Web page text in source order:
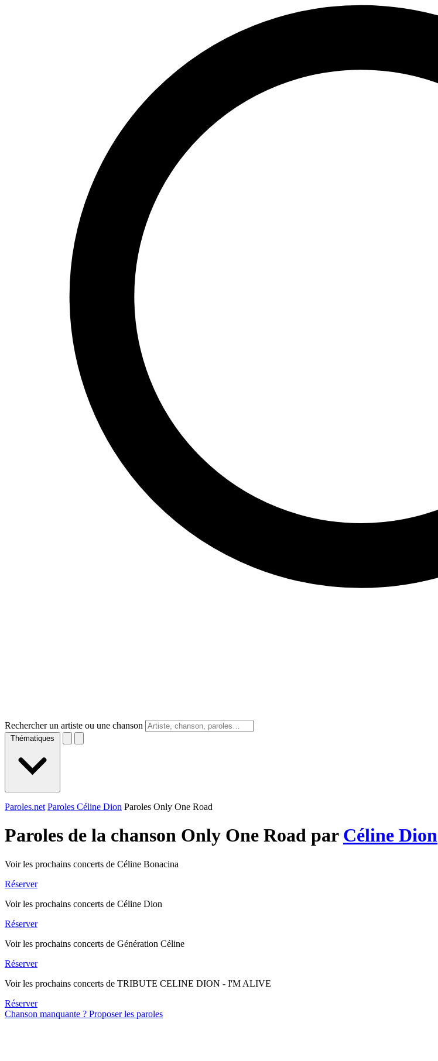
Rechercher un artiste ou une chanson
Thématiques
Paroles.net Paroles Céline Dion Paroles Only One Road
Paroles de la chanson Only One Road par Céline Dion
Voir les prochains concerts de Céline Bonacina
Réserver
Voir les prochains concerts de Céline Dion
Réserver
Voir les prochains concerts de Génération Céline
Réserver
Voir les prochains concerts de TRIBUTE CELINE DION - I'M ALIVE
Réserver
Chanson manquante ? Proposer les paroles